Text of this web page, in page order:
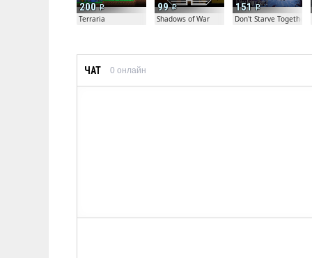
200
Terraria
99
Shadows of War
151
Don't Starve Together
ЧАТ 0 онлайн